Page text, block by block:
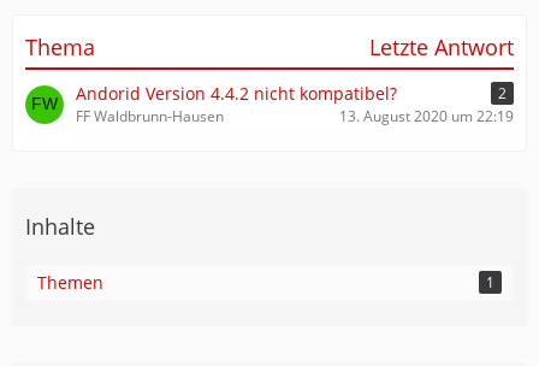
Thema Letzte Antwort
Andorid Version 4.4.2 nicht kompatibel?
2
FF Waldbrunn-Hausen
13. August 2020 um 22:19
Inhalte
Themen 1